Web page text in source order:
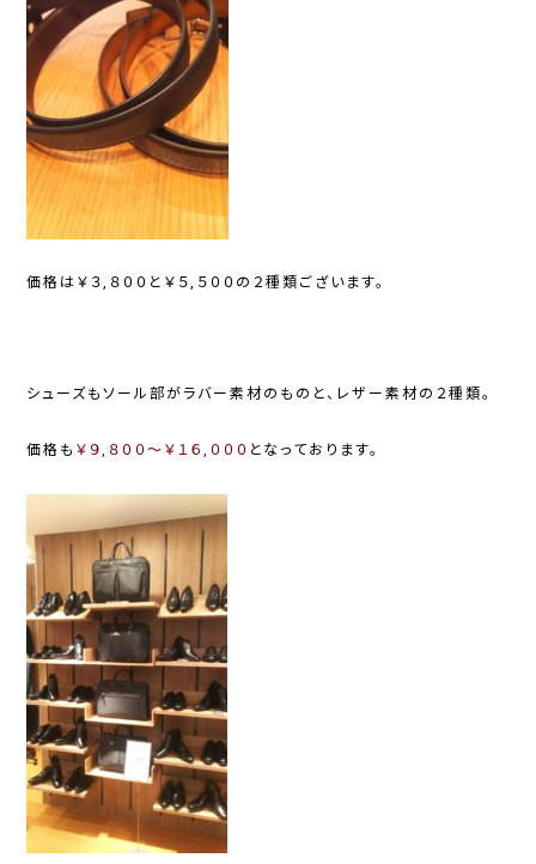
価格は￥３,８００と￥５,５００の２種類ございます。
シューズもソール部がラバー素材のものと、レザー素材の２種類。
価格も ￥９,８００～￥１６,０００ となっております。